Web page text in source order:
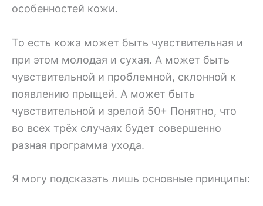
особенностей кожи.
То есть кожа может быть чувствительная и
при этом молодая и сухая. А может быть
чувствительной и проблемной, склонной к
появлению прыщей. А может быть
чувствительной и зрелой 50+ Понятно, что
во всех трёх случаях будет совершенно
разная программа ухода.
Я могу подсказать лишь основные принципы: